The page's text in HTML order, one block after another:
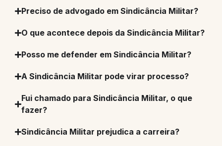
Preciso de advogado em Sindicância Militar?
O que acontece depois da Sindicância Militar?
Posso me defender em Sindicância Militar?
A Sindicância Militar pode virar processo?
Fui chamado para Sindicância Militar, o que
fazer?
Sindicância Militar prejudica a carreira?